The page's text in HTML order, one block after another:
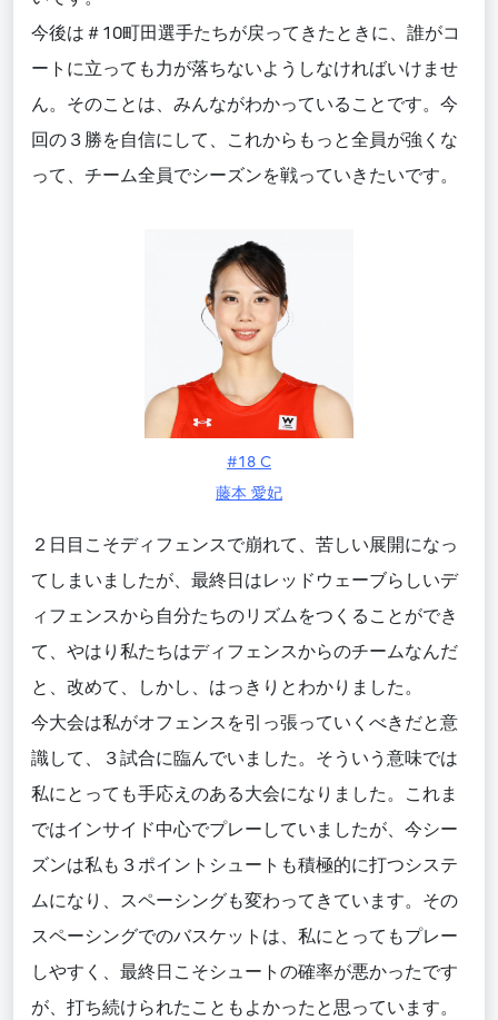
今後は＃10町田選手たちが戻ってきたときに、誰がコ
ートに立っても力が落ちないようしなければいけませ
ん。そのことは、みんながわかっていることです。今
回の３勝を自信にして、これからもっと全員が強くな
って、チーム全員でシーズンを戦っていきたいです。
#18 C
藤本 愛妃
２日目こそディフェンスで崩れて、苦しい展開になっ
てしまいましたが、最終日はレッドウェーブらしいデ
ィフェンスから自分たちのリズムをつくることができ
て、やはり私たちはディフェンスからのチームなんだ
と、改めて、しかし、はっきりとわかりました。
今大会は私がオフェンスを引っ張っていくべきだと意
識して、３試合に臨んでいました。そういう意味では
私にとっても手応えのある大会になりました。これま
ではインサイド中心でプレーしていましたが、今シー
ズンは私も３ポイントシュートも積極的に打つシステ
ムになり、スペーシングも変わってきています。その
スペーシングでのバスケットは、私にとってもプレー
しやすく、最終日こそシュートの確率が悪かったです
が、打ち続けられたこともよかったと思っています。